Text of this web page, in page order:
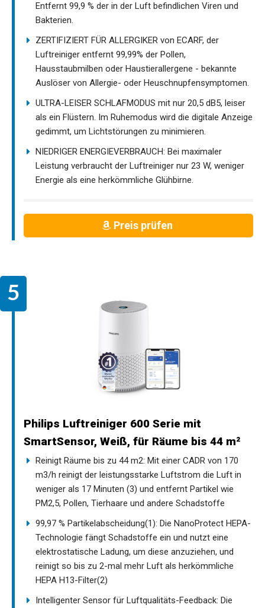
Entfernt 99,9 % der in der Luft befindlichen Viren und
Bakterien.
ZERTIFIZIERT FÜR ALLERGIKER von ECARF, der
Luftreiniger entfernt 99,99% der Pollen,
Hausstaubmilben oder Haustierallergene - bekannte
Auslöser von Allergie- oder Heuschnupfensymptomen.
ULTRA-LEISER SCHLAFMODUS mit nur 20,5 dB5, leiser
als ein Flüstern. Im Ruhemodus wird die digitale Anzeige
gedimmt, um Lichtstörungen zu minimieren.
NIEDRIGER ENERGIEVERBRAUCH: Bei maximaler
Leistung verbraucht der Luftreiniger nur 23 W, weniger
Energie als eine herkömmliche Glühbirne.
Preis prüfen
Philips Luftreiniger 600 Serie mit
SmartSensor, Weiß, für Räume bis 44 m²
Reinigt Räume bis zu 44 m2: Mit einer CADR von 170
m3/h reinigt der leistungsstarke Luftstrom die Luft in
weniger als 17 Minuten (3) und entfernt Partikel wie
PM2,5, Pollen, Tierhaare und andere Schadstoffe
99,97 % Partikelabscheidung(1): Die NanoProtect HEPA-
Technologie fängt Schadstoffe ein und nutzt eine
elektrostatische Ladung, um diese anzuziehen, und
reinigt so bis zu 2-mal mehr Luft als herkömmliche
HEPA H13-Filter(2)
Intelligenter Sensor für Luftqualitäts-Feedback: Die